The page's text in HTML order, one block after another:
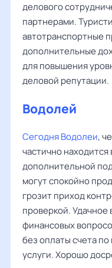
делового
партнерами.
автотранспортные
дополнительные
для повышения
деловой репутации.
Водолей
Сегодня Водолеи,
частично находится
дополнительной
могут спокойно
грозит приход
проверкой. Удачное
финансовых
без оплаты счета
услуги. Хорошо